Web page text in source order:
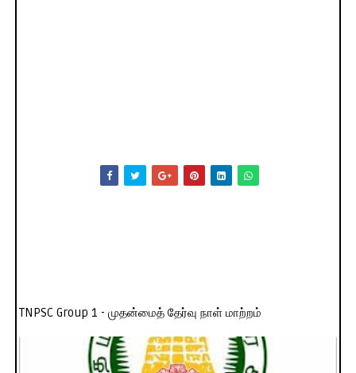
TNPSC Group 1 - முதன்மைத் தேர்வு நாள் மாற்றம்